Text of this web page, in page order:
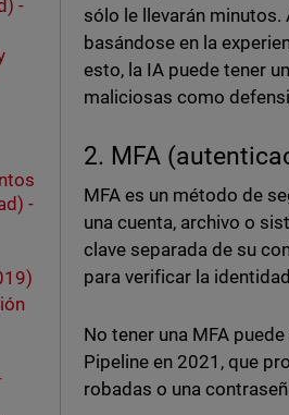
-
-
sólo le llevarán
basándose en la
esto, la IA puede tener
maliciosas como
2. MFA
MFA es un método de
una cuenta, archivo o
clave separada de su
para verificar la
No tener una MFA
Pipeline en 2021, que
robadas o una